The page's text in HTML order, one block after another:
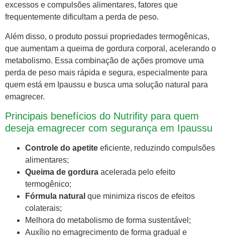
excessos e compulsões alimentares, fatores que
frequentemente dificultam a perda de peso.
Além disso, o produto possui propriedades termogênicas,
que aumentam a queima de gordura corporal, acelerando o
metabolismo. Essa combinação de ações promove uma
perda de peso mais rápida e segura, especialmente para
quem está em Ipaussu e busca uma solução natural para
emagrecer.
Principais benefícios do Nutrifity para quem
deseja emagrecer com segurança em Ipaussu
Controle do apetite eficiente, reduzindo compulsões
alimentares;
Queima de gordura acelerada pelo efeito
termogênico;
Fórmula natural que minimiza riscos de efeitos
colaterais;
Melhora do metabolismo de forma sustentável;
Auxílio no emagrecimento de forma gradual e